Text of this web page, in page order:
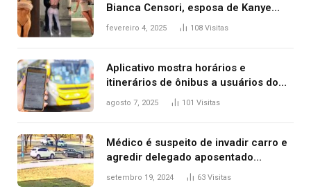
Bianca Censori, esposa de Kanye
West que apareceu nua no Grammy
fevereiro 4, 2025 108 Visitas
Aplicativo mostra horários e
itinerários de ônibus a usuários do
transporte público de Palmas; confira
agosto 7, 2025 101 Visitas
Médico é suspeito de invadir carro e
agredir delegado aposentado
durante confusão no trânsito
setembro 19, 2024 63 Visitas